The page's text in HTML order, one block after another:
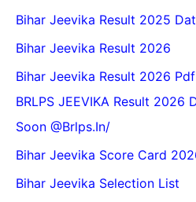
Bihar Jeevika Result 2025
Bihar Jeevika Result 2026
Bihar Jeevika Result 2026
BRLPS JEEVIKA Result 2026
Soon @Brlps.in/
Bihar Jeevika Score Card
Bihar Jeevika Selection List